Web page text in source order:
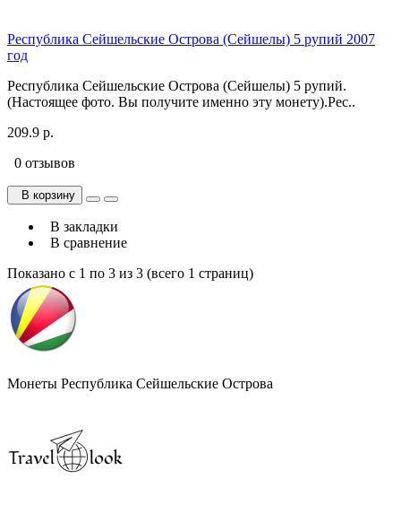
Республика Сейшельские Острова (Сейшелы) 5 рупий 2007
год
Республика Сейшельские Острова (Сейшелы) 5 рупий.
(Настоящее фото. Вы получите именно эту монету).Рес..
209.9 р.
0 отзывов
В корзину
В закладки
В сравнение
Показано с 1 по 3 из 3 (всего 1 страниц)
Монеты Республика Сейшельские Острова